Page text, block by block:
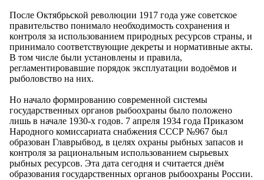
После Октябрьской революции 1917 года уже советское
правительство понимало необходимость сохранения и
контроля за использованием природных ресурсов страны, и
принимало соответствующие декреты и нормативные акты.
В том числе были установлены и правила,
регламентировавшие порядок эксплуатации водоёмов и
рыболовство на них.
Но начало формированию современной системы
государственных органов рыбоохраны было положено
лишь в начале 1930-х годов. 7 апреля 1934 года Приказом
Народного комиссариата снабжения СССР №967 был
образован Главрыбвод, в целях охраны рыбных запасов и
контроля за рациональным использованием сырьевых
рыбных ресурсов. Эта дата сегодня и считается днём
образования государственных органов рыбоохраны России.